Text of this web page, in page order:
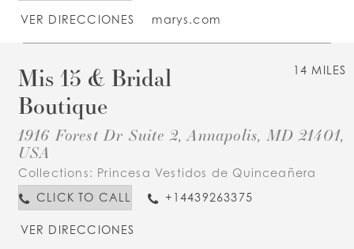
VER DIRECCIONES marys.com
14 MILES
Mis 15 & Bridal
Boutique
1916 Forest Dr Suite 2, Annapolis, MD 21401,
USA
Collections: Princesa Vestidos de Quinceañera
CLICK TO CALL
+14439263375
VER DIRECCIONES